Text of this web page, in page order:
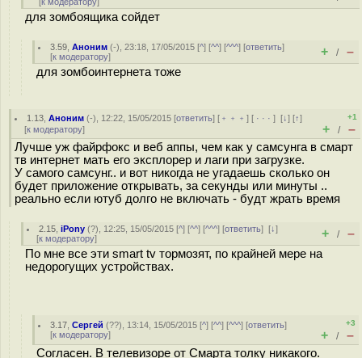
для зомбоящика сойдет
3.59 ,Аноним (-), 23:18, 17/05/2015 [^] [^^] [^^^] [ответить]
[к модератору] + / –
для зомбоинтернета тоже
1.13 ,Аноним (-), 12:22, 15/05/2015 [ответить] [ ﹢﹢﹢] [ · · ·][↓] [↑]
[к модератору]
+1
+ / –
Лучше уж файрфокс и веб аппы, чем как у самсунга в смарт
тв интернет мать его эксплорер и лаги при загрузке.
У самого самсунг.. и вот никогда не угадаешь сколько он
будет приложение открывать, за секунды или минуты ..
реально если ютуб долго не включать - будт жрать время
2.15 ,iPony (?), 12:25, 15/05/2015 [^] [^^] [^^^] [ответить][↓]
[к модератору] + / –
По мне все эти smart tv тормозят, по крайней мере на
недорогущих устройствах.
3.17 ,Сергей (??), 13:14, 15/05/2015 [^] [^^] [^^^] [ответить]
[к модератору]
+3
+ / –
Согласен. В телевизоре от Смарта толку никакого.